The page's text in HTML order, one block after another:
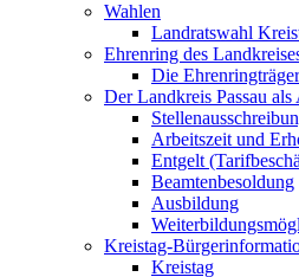
Wahlen
Landratswahl
Ehrenring des
Die Ehrenringträger
Der Landkreis Passau als
Arbeitszeit und
Entgelt
Beamtenbesoldung
Ausbildung
Kreistag-
Kreistag